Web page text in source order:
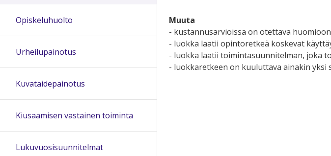
Muuta
- kustannusarvioissa on otettava
- luokka laatii opintoretkeä koskevat
- luokka laatii toimintasuunnitelman, joka
- luokkaretkeen on kuuluttava ainakin
Opiskeluhuolto
Urheilupainotus
Kuvataidepainotus
Kiusaamisen vastainen toiminta
Lukuvuosisuunnitelmat